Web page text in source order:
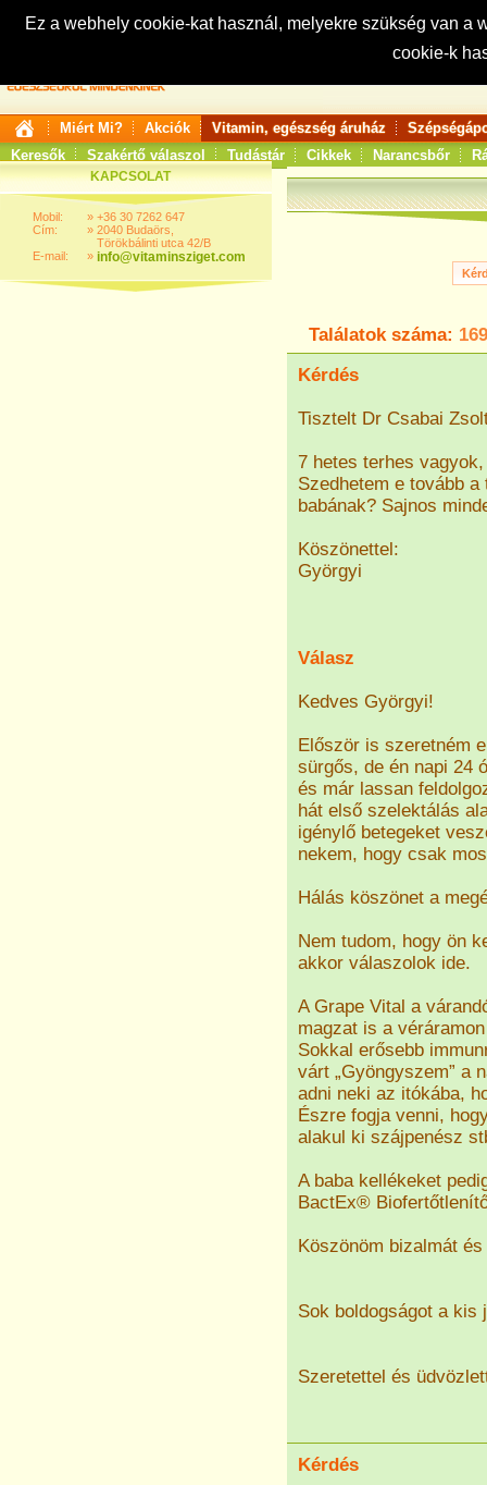
Ez a webhely cookie-kat használ, melyekre szükség van
cookie-k
Keresés:
Miért Mi? Akciók Vitamin, egészség áruház
Keresők
Szakértő válaszol Tudástár Cikkek Narancsbőr
KAPCSOLAT
Mobil:
Cím:
E-mail:
»
»
»
+36 30 7262 647
2040 Budaörs,
Törökbálinti utca 42/B
info@vitaminsziget.com
Találatok száma:
Kérdés
Tisztelt Dr Csabai
7 hetes terhes
Szedhetem e tovább
babának? Sajnos
Köszönettel:
Györgyi
Válasz
Kedves Györgyi!
Először is szeretném
sürgős, de én napi 24
és már lassan
hát első szelektálás
igénylő betegeket
nekem, hogy csak
Hálás köszönet a
Nem tudom, hogy ön
akkor válaszolok ide.
A Grape Vital a
magzat is a
Sokkal erősebb
várt „Gyöngyszem” a
adni neki az itókába,
Észre fogja venni,
alakul ki szájpenész
A baba kellékeket
BactEx®
Köszönöm bizalmát
Sok boldogságot a kis
Szeretettel és
Kérdés